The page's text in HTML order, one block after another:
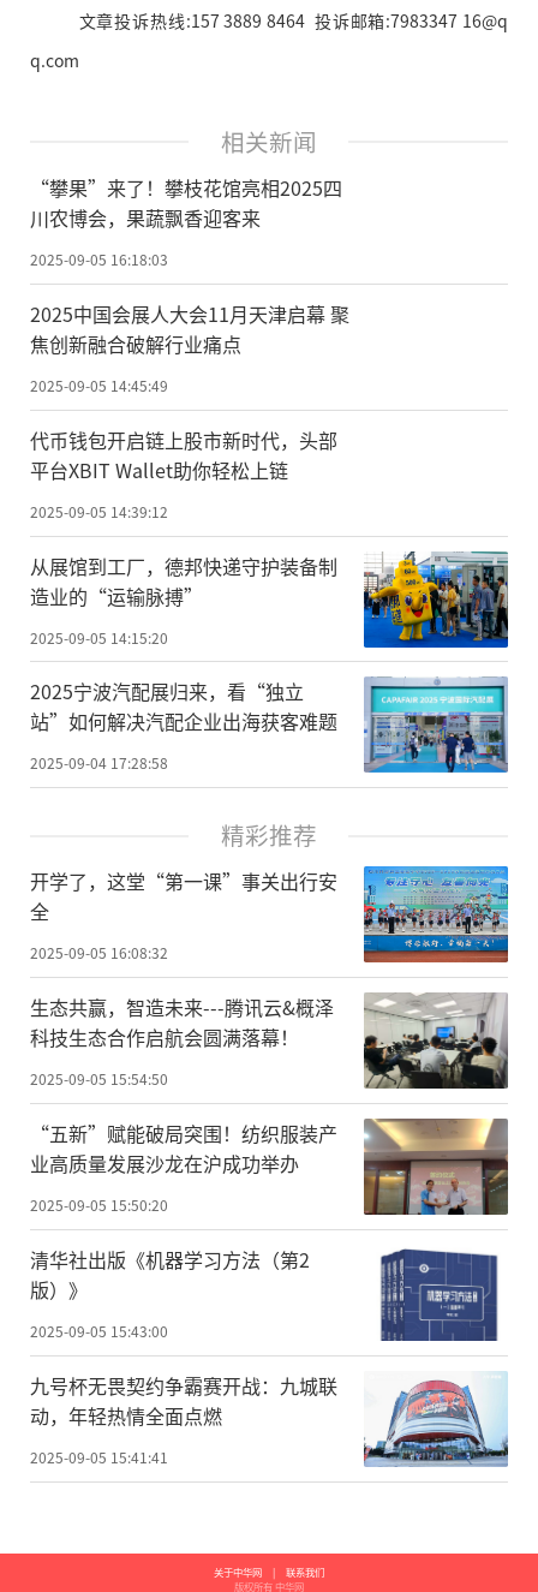
文章投诉热线:157 3889 8464 投诉邮箱:7983347 16@q
q.com
相关新闻
“攀果”来了！攀枝花馆亮相2025四
川农博会，果蔬飘香迎客来
2025-09-05 16:18:03
2025中国会展人大会11月天津启幕 聚
焦创新融合破解行业痛点
2025-09-05 14:45:49
代币钱包开启链上股市新时代，头部
平台XBIT Wallet助你轻松上链
2025-09-05 14:39:12
从展馆到工厂，德邦快递守护装备制
造业的“运输脉搏”
2025-09-05 14:15:20
2025宁波汽配展归来，看“独立
站”如何解决汽配企业出海获客难题
2025-09-04 17:28:58
精彩推荐
开学了，这堂“第一课”事关出行安
全
2025-09-05 16:08:32
生态共赢，智造未来---腾讯云&概泽
科技生态合作启航会圆满落幕！
2025-09-05 15:54:50
“五新”赋能破局突围！纺织服装产
业高质量发展沙龙在沪成功举办
2025-09-05 15:50:20
清华社出版《机器学习方法（第2
版）》
2025-09-05 15:43:00
九号杯无畏契约争霸赛开战：九城联
动，年轻热情全面点燃
2025-09-05 15:41:41
关于中华网 |
联系我们
版权所有 中华网